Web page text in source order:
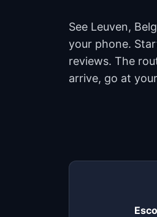
See Leuven,
your phone.
reviews. The
arrive, go at